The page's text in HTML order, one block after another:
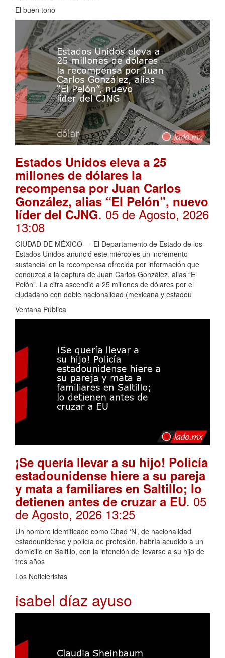
El buen tono
Estados Unidos eleva a 25
millones de dólares la
recompensa por Juan Carlos
González, alias “El Pelón”, nuevo
líder del CJNG. 05 de Agosto, 2026
13:08
CIUDAD DE MÉXICO — El Departamento de Estado de los
Estados Unidos anunció este miércoles un incremento
sustancial en la recompensa ofrecida por información que
conduzca a la captura de Juan Carlos González, alias “El
Pelón”. La cifra ascendió a 25 millones de dólares por el
ciudadano con doble nacionalidad (mexicana y estadou
Ventana Pública
¡Se quería llevar a su hijo! Policía
estadounidense hiere a su pareja
y mata a familiares en Saltillo; lo
detienen antes de cruzar a EU. 05
de Agosto, 2026 13:25
Un hombre identificado como Chad ‘N’, de nacionalidad
estadounidense y policía de profesión, habría acudido a un
domicilio en Saltillo, con la intención de llevarse a su hijo de
tres años
Los Noticieristas
isabel díaz ayuso